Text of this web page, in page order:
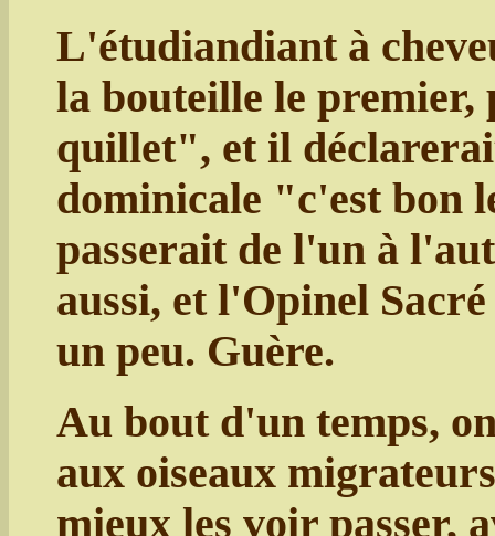
L'étudiandiant à
la bouteille le
quillet", et il
dominicale "c'est bon
passerait de l'un à
aussi, et l'Opinel
un peu. Guère.
Au bout d'un temps,
aux oiseaux
mieux les voir passer,